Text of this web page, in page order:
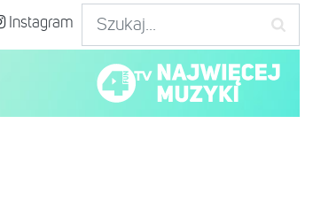
Instagram